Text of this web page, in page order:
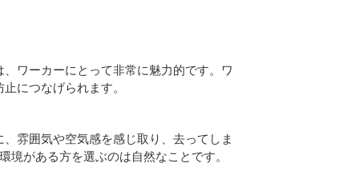
ワーカーにとって非常に魅力的です。ワ
につなげられます。
雰囲気や空気感を感じ取り、去ってしま
がある方を選ぶのは自然なことです。